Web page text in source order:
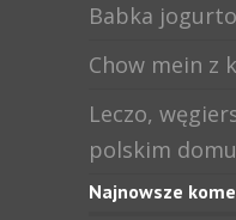
Babka
Chow mein z
Leczo,
polskim
Najnowsze